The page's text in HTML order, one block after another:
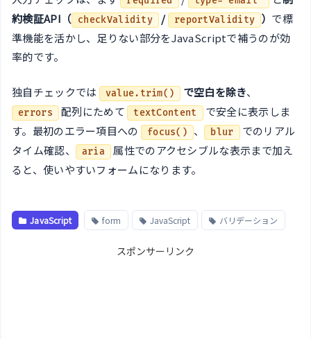
約検証API（
checkValidity / reportValidity ） で標
準機能を活かし、足りない部分をJavaScriptで補うのが効
率的です。
独自チェックでは value.trim() で空白を除き、
errors 配列にためて textContent
で安全に表示しま
す。最初のエラー項目への
focus() 、 blur でのリアル
タイム確認、
aria
属性でのアクセシブルな表示まで加え
ると、使いやすいフォームになります。
JavaScript form JavaScript バリデーション
スポンサーリンク